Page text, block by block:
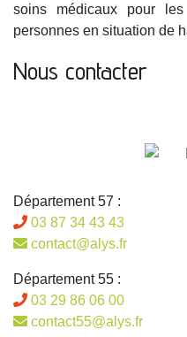
soins médicaux pour
personnes en situation de
Nous contacter
Département 57 :
03 87 34 43 43
contact@alys.fr
Département 55 :
03 29 86 06 00
contact55@alys.fr